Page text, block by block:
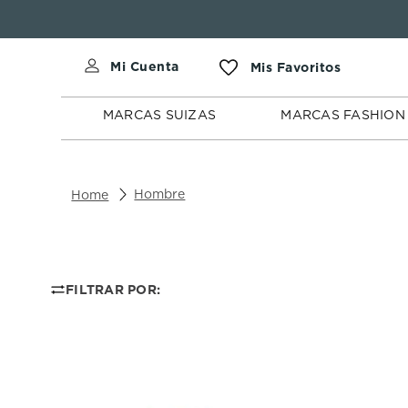
MARCAS SUIZAS MARCAS FASHION
SUIZAS
FASHION
Hombre